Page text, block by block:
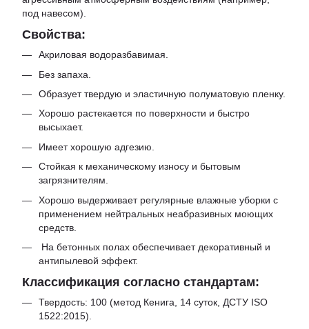
под навесом).
Свойства:
Акриловая водоразбавимая.
Без запаха.
Образует твердую и эластичную полуматовую пленку.
Хорошо растекается по поверхности и быстро
высыхает.
Имеет хорошую адгезию.
Стойкая к механическому износу и бытовым
загрязнителям.
Хорошо выдерживает регулярные влажные уборки с
применением нейтральных неабразивных моющих
средств.
На бетонных полах обеспечивает декоративный и
антипылевой эффект.
Классификация согласно стандартам:
Твердость: 100 (метод Кенига, 14 суток, ДСТУ ISO
1522:2015).